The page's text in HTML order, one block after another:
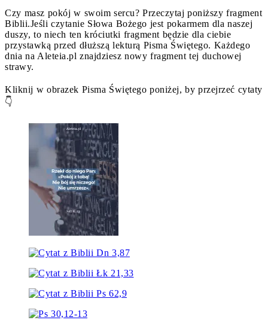
Czy masz pokój w swoim sercu? Przeczytaj poniższy fragment
Biblii.Jeśli czytanie Słowa Bożego jest pokarmem dla naszej
duszy, to niech ten króciutki fragment będzie dla ciebie
przystawką przed dłuższą lekturą Pisma Świętego. Każdego
dnia na Aleteia.pl znajdziesz nowy fragment tej duchowej
strawy.
Kliknij w obrazek Pisma Świętego poniżej, by przejrzeć cytaty
👇